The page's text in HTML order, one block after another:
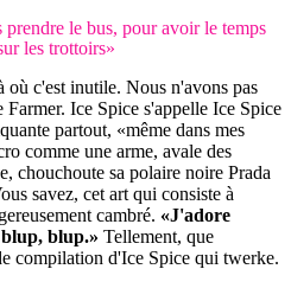
le bus, pour avoir le temps
les trottoirs»
où c'est inutile. Nous n'avons pas
Ice Spice s'appelle Ice Spice
partout, «même dans mes
comme une arme, avale des
chouchoute sa polaire noire Prada
savez, cet art qui consiste à
cambré. «J'adore
blup, blup.» Tellement, que
compilation d'Ice Spice qui twerke.